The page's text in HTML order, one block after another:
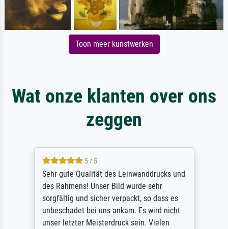
Toon meer kunstwerken
Wat onze klanten over ons
zeggen
5 / 5
Sehr gute Qualität des Leinwanddrucks und
des Rahmens! Unser Bild wurde sehr
sorgfältig und sicher verpackt, so dass es
unbeschadet bei uns ankam. Es wird nicht
unser letzter Meisterdruck sein. Vielen